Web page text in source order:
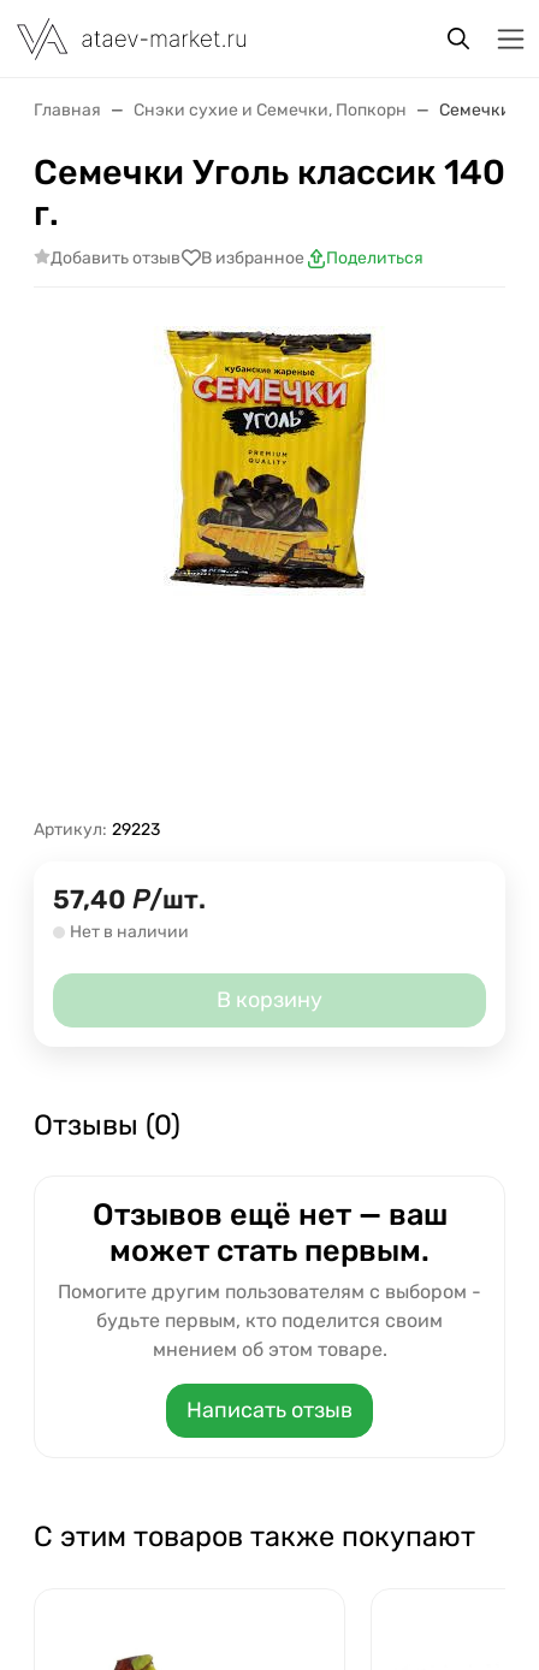
Главная Снэки сухие и Семечки, Попкорн Семечки
Семечки Уголь классик 140
г.
Добавить отзыв В избранное Поделиться
Артикул: 29223
57,40 Р/шт.
Нет в наличии
В корзину
Отзывы (0)
Отзывов ещё нет — ваш
может стать первым.
Помогите другим пользователям с выбором -
будьте первым, кто поделится своим
мнением об этом товаре.
Написать отзыв
С этим товаров также покупают